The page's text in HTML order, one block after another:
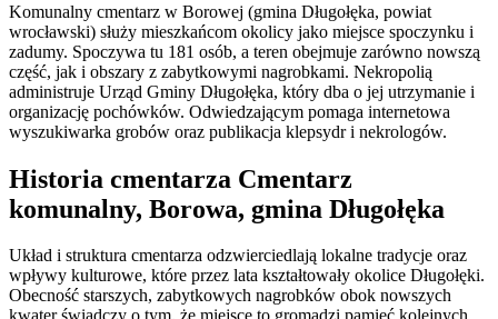
Komunalny cmentarz w Borowej (gmina Długołęka, powiat
wrocławski) służy mieszkańcom okolicy jako miejsce spoczynku i
zadumy. Spoczywa tu 181 osób, a teren obejmuje zarówno nowszą
część, jak i obszary z zabytkowymi nagrobkami. Nekropolią
administruje Urząd Gminy Długołęka, który dba o jej utrzymanie i
organizację pochówków. Odwiedzającym pomaga internetowa
wyszukiwarka grobów oraz publikacja klepsydr i nekrologów.
Historia cmentarza Cmentarz
komunalny, Borowa, gmina Długołęka
Układ i struktura cmentarza odzwierciedlają lokalne tradycje oraz
wpływy kulturowe, które przez lata kształtowały okolice Długołęki.
Obecność starszych, zabytkowych nagrobków obok nowszych